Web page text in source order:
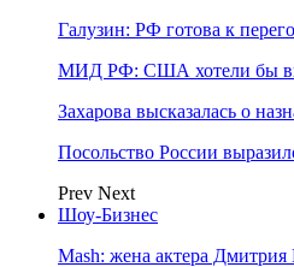
Галузин: РФ готова к
МИД РФ: США хотели бы
Захарова высказалась о
Посольство России
Prev Next
Шоу-Бизнес
Mash: жена актера